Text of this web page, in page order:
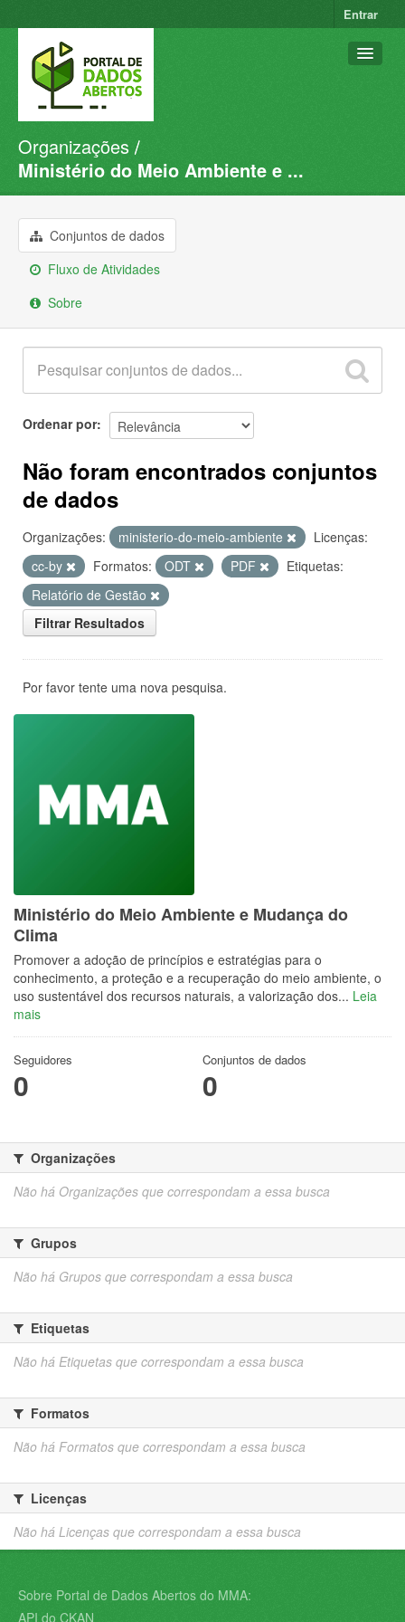
Entrar
Conjuntos de dados
Organizações
Sobre
Organizações
Ministério do Meio Ambiente e ...
Conjuntos de dados
Fluxo de Atividades
Sobre
Ordenar por
Não foram encontrados conjuntos
de dados
Organizações: ministerio-do-meio-ambiente
Licenças:
cc-by
Formatos: ODT PDF
Etiquetas:
Relatório de Gestão
Filtrar Resultados
Por favor tente uma nova pesquisa.
Ministério do Meio Ambiente e Mudança do
Clima
Promover a adoção de princípios e estratégias para o
conhecimento, a proteção e a recuperação do meio ambiente, o
uso sustentável dos recursos naturais, a valorização dos... Leia
mais
Seguidores
0
Conjuntos de dados
0
Organizações
Não há Organizações que correspondam a essa busca
Grupos
Não há Grupos que correspondam a essa busca
Etiquetas
Não há Etiquetas que correspondam a essa busca
Formatos
Não há Formatos que correspondam a essa busca
Licenças
Não há Licenças que correspondam a essa busca
Sobre Portal de Dados Abertos do MMA:
API do CKAN